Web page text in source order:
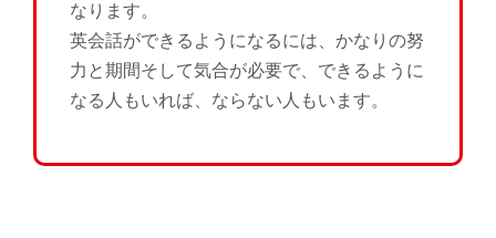
なります。
英会話ができるようになるには、かなりの努
力と期間そして気合が必要で、できるように
なる人もいれば、ならない人もいます。